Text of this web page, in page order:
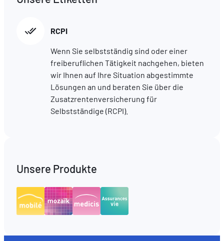
RCPI
Wenn Sie selbstständig sind oder einer
freiberuflichen Tätigkeit nachgehen, bieten
wir Ihnen auf Ihre Situation abgestimmte
Lösungen an und beraten Sie über die
Zusatzrentenversicherung für
Selbstständige (RCPI).
Unsere Produkte